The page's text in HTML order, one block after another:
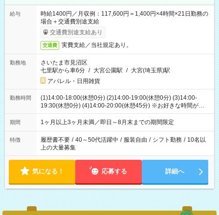
給与
時給1400円／月収例：117,600円＝1,400円×4時間×21日勤務の
場合＋交通費別途支給
交通費別途支給あり
交通費 実費支給／当社規定あり。
勤務地
さいたま市見沼区
七里駅から車6分 / 大宮公園駅 / 大宮(埼玉県)駅
アパレル・日用雑貨
勤務時間
(1)14:00-18:00(休憩0分) (2)14:00-19:00(休憩0分) (3)14:00-
19:30(休憩0分) (4)14:00-20:00(休憩45分) ※お好きな時間が選べ
ます
期間 1ヶ月以上3ヶ月未満／即日～8月末までの期間限定
特徴 履歴書不要 / 40～50代活躍中 / 服装自由 / シフト勤務 / 10名以
上の大量募集
気になる！ 応募する 詳細へ